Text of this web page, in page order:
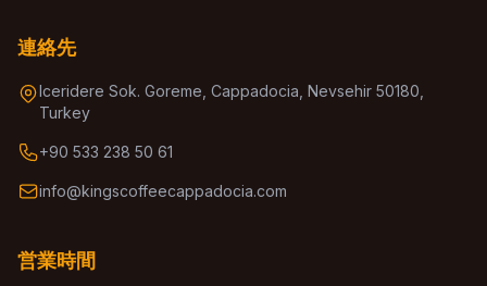
連絡先
Iceridere Sok. Goreme, Cappadocia, Nevsehir 50180,
Turkey
+90 533 238 50 61
info@kingscoffeecappadocia.com
営業時間